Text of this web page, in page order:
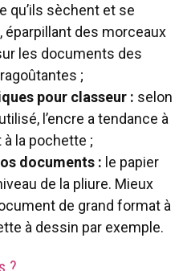
qu’ils sèchent et se
des morceaux
les documents des
;
pour classeur : selon
l’encre a tendance à
la pochette ;
documents : le papier
de la pliure. Mieux
de grand format à
à dessin par exemple.
?